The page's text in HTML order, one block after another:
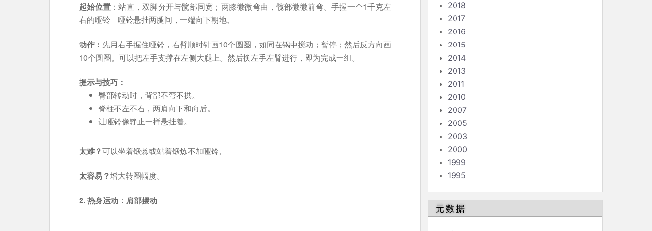
起始位置 ：站直，双脚分开与髋部同宽；两膝微微弯曲，髋部微微前弯。手握一个1千克左
右的哑铃，哑铃悬挂两腿间，一端向下朝地。
动作： 先用右手握住哑铃，右臂顺时针画10个圆圈，如同在锅中搅动；暂停；然后反方向画
10个圆圈。可以把左手支撑在左侧大腿上。然后换左手左臂进行，即为完成一组。
提示与技巧：
臀部转动时，背部不弯不拱。
脊柱不左不右，两肩向下和向后。
让哑铃像静止一样悬挂着。
太难？可以坐着锻炼或站着锻炼不加哑铃。
太容易？增大转圈幅度。
2. 热身运动：肩部摆动
2018
2017
2016
2015
2014
2013
2011
2010
2007
2005
2003
2000
1999
1995
元数据